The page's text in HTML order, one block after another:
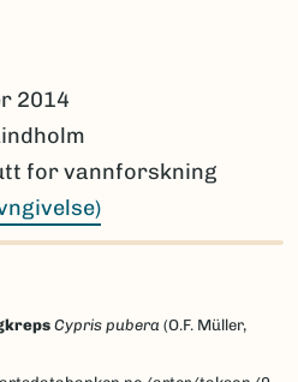
2014
for vannforskning
Cypris pubera (O.F. Müller,